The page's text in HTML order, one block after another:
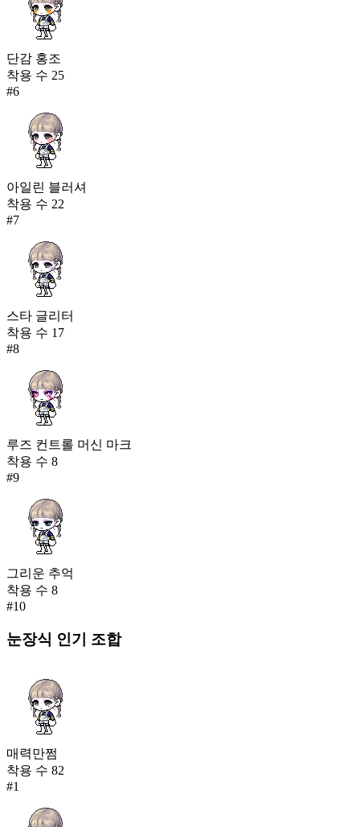
단감 홍조
착용 수 25
#6
아일린 블러셔
착용 수 22
#7
스타 글리터
착용 수 17
#8
루즈 컨트롤 머신 마크
착용 수 8
#9
그리운 추억
착용 수 8
#10
눈장식 인기 조합
매력만쩜
착용 수 82
#1